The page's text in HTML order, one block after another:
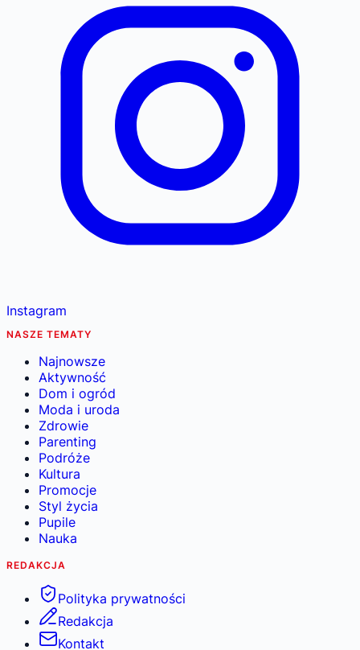
Instagram
NASZE TEMATY
Najnowsze
Aktywność
Dom i ogród
Moda i uroda
Zdrowie
Parenting
Podróże
Kultura
Promocje
Styl życia
Pupile
Nauka
REDAKCJA
Polityka prywatności
Redakcja
Kontakt